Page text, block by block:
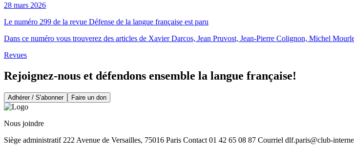
28 mars 2026
Le numéro 299 de la revue Défense de la langue française est paru
Dans ce numéro vous trouverez des articles de Xavier Darcos, Jean Pruvost, Jean-Pierre Colignon, Michel
Revues
Rejoignez-nous et défendons ensemble la langue française!
Adhérer / S'abonner Faire un don
Nous joindre
Siège administratif 222 Avenue de Versailles, 75016 Paris Contact 01 42 65 08 87 Courriel dlf.paris@club-